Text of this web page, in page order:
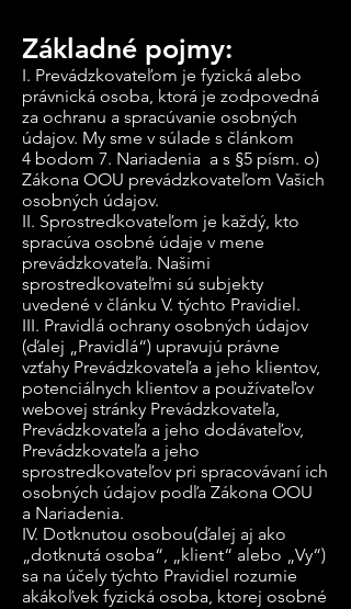
Základné pojmy:
I. Prevádzkovateľom je fyzická alebo
právnická osoba, ktorá je zodpovedná
za ochranu a spracúvanie osobných
údajov. My sme v súlade s článkom
4 bodom 7. Nariadenia a s §5 písm. o)
Zákona OOU prevádzkovateľom Vašich
osobných údajov.
II. Sprostredkovateľom je každý, kto
spracúva osobné údaje v mene
prevádzkovateľa. Našimi
sprostredkovateľmi sú subjekty
uvedené v článku V. týchto Pravidiel.
III. Pravidlá ochrany osobných údajov
(ďalej „Pravidlá“) upravujú právne
vzťahy Prevádzkovateľa a jeho klientov,
potenciálnych klientov a používateľov
webovej stránky Prevádzkovateľa,
Prevádzkovateľa a jeho dodávateľov,
Prevádzkovateľa a jeho
sprostredkovateľov pri spracovávaní ich
osobných údajov podľa Zákona OOU
a Nariadenia.
IV. Dotknutou osobou(ďalej aj ako
„dotknutá osoba“, „klient“ alebo „Vy“)
sa na účely týchto Pravidiel rozumie
akákoľvek fyzická osoba, ktorej osobné